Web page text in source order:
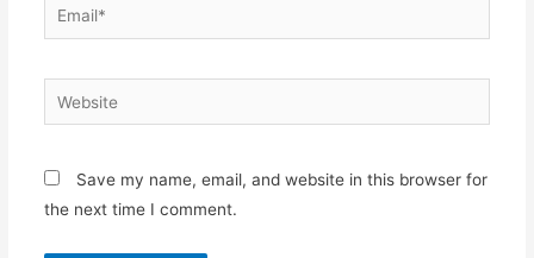
Save my name, email, and website in this browser for
the next time I comment.